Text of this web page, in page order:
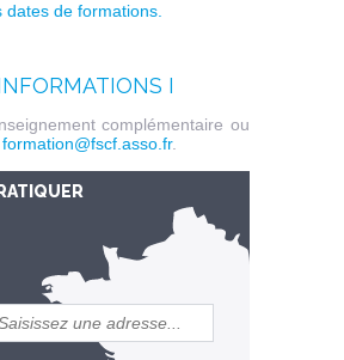
dates de formations.
I
complémentaire ou
formation@fscf.asso.fr.